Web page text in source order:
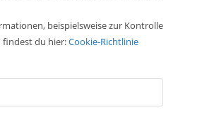
beispielsweise zur Kontrolle
findest du hier:Cookie-Richtlinie
Escape